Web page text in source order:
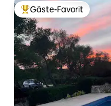
Beliebter Gäste-Favorit.
Gäste-Favorit